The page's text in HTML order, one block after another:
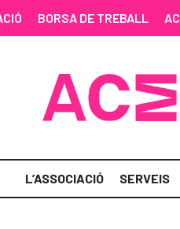
BORSA DE TREBALL
L’ASSOCIACIÓ SERVEIS